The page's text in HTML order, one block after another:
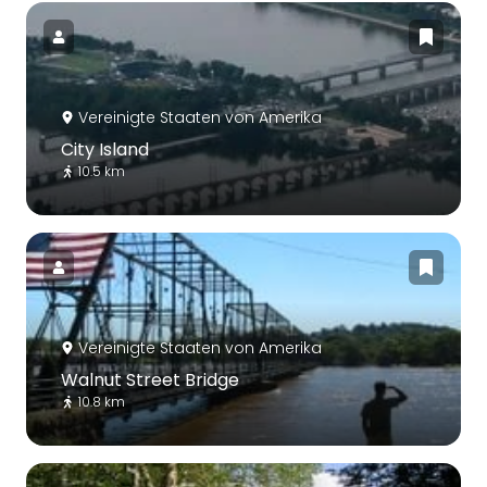
Vereinigte Staaten von Amerika
City Island
10.5 km
Vereinigte Staaten von Amerika
Walnut Street Bridge
10.8 km